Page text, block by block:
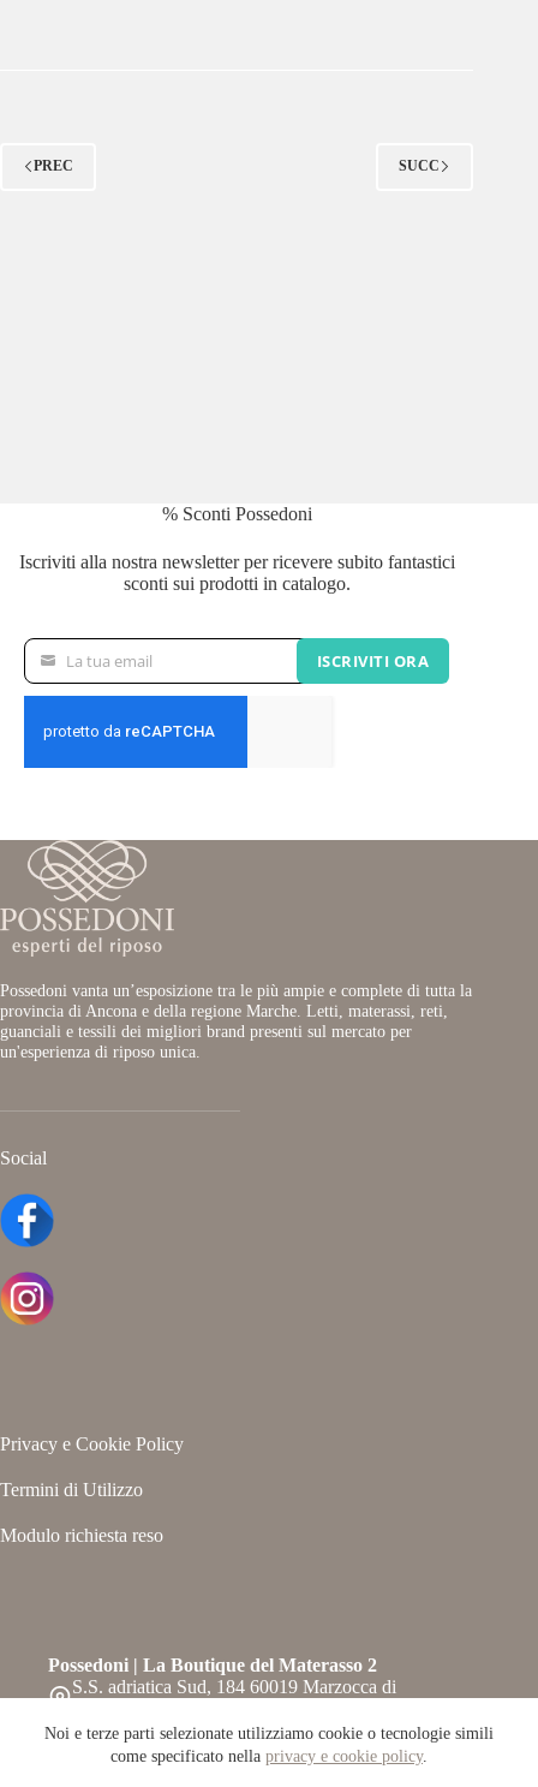
Noi e terze parti selezionate utilizziamo cookie o tecnologie simili
come specificato nella privacy e cookie policy.
PREC SUCC
% Sconti Possedoni
Iscriviti alla nostra newsletter per ricevere subito fantastici
sconti sui prodotti in catalogo.
La
tua
La tua email ISCRIVITI ORA
Possedoni vanta un’esposizione tra le più ampie e complete di tutta la
provincia di Ancona e della regione Marche. Letti, materassi, reti,
guanciali e tessili dei migliori brand presenti sul mercato per
un'esperienza di riposo unica.
Social
Privacy e Cookie Policy
Termini di Utilizzo
Modulo richiesta reso
Possedoni | La Boutique del Materasso 2
S.S. adriatica Sud, 184 60019 Marzocca di
Telefono:
071-6609708